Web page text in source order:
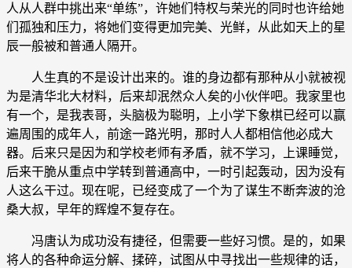
人从人群中挑出来“单练”，许她们特权与荣光的同时也许给她
们孤独和压力，将她们变得更加完美、光鲜，从此如天上的星
辰一般被和普通人隔开。
人生真的不是设计出来的。谁的身边都有那种从小就被视
为是清华北大材料，后来却泯然众人矣的小伙伴吧。我家里也
有一个，是我表哥，头脑极为聪明，上小学下象棋已经可以赢
遍周围的成年人，前途一路光明，那时人人都相信他必成大
器。后来只是因为和学校老师有矛盾，就不学习，上课睡觉，
后来干脆从重点中学转到普通高中，一时引起轰动，因为没有
人这么干过。现在呢，已经变成了一个为了谋生不断奔波的沧
桑大叔，早年的辉煌不复存在。
冯唐认为成功没有捷径，但需要一些好习惯。是的，如果
将人的各种命运分解、揉碎，试图从中寻找出一些规律的话，